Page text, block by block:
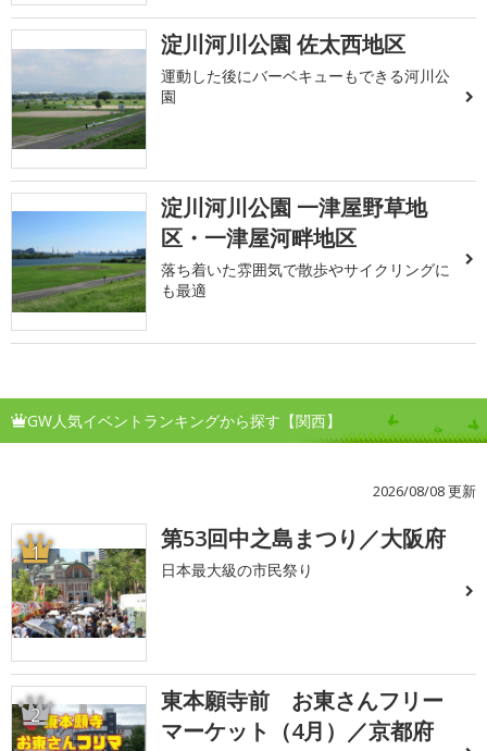
淀川河川公園 佐太西地区
運動した後にバーベキューもできる河川公
園
淀川河川公園 一津屋野草地
区・一津屋河畔地区
落ち着いた雰囲気で散歩やサイクリングに
も最適
GW人気イベントランキングから探す【関西】
2026/08/08 更新
1 第53回中之島まつり／大阪府
日本最大級の市民祭り
2
東本願寺前 お東さんフリー
マーケット（4月）／京都府